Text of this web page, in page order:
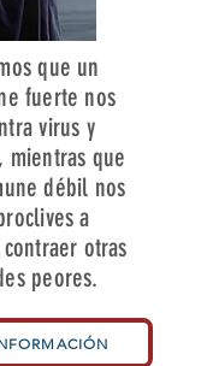
que un
fuerte nos
virus y
mientras que
débil nos
a
otras
peores.